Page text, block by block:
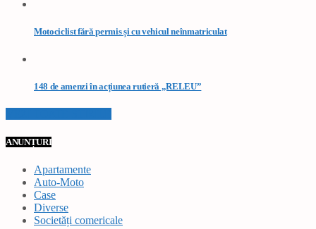
Motociclist fără permis și cu vehicul neînmatriculat
148 de amenzi în acțiunea rutieră „RELEU”
ANUNȚURI
Apartamente
Auto-Moto
Case
Diverse
Societăți comericale